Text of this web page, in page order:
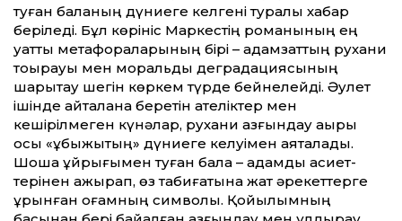
туған баланың дүниеге келгені туралы хабар
беріледі. Бұл көрініс Маркестің романының ең
қуат­ты метафораларының бірі – адамзат­тың рухани
тоқырауы мен моральдық деградациясының
шарықтау шегін көркем түрде бейнелейді. Әулет
ішінде қайталана беретін қателіктер мен
кешірілмеген күнәлар, рухани азғындау ақыры
осы «құбыжықтың» дүниеге келуімен аяқталады.
Шошқа құйрығымен туған бала – адамдық қасиет­
терінен ажырап, өз табиғатына жат әрекет­терге
ұрынған қоғамның символы. Қойылымның